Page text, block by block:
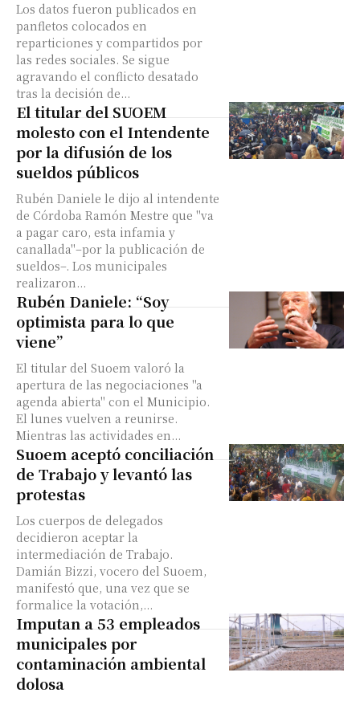
Los datos fueron publicados en
panfletos colocados en
reparticiones y compartidos por
las redes sociales. Se sigue
agravando el conflicto desatado
tras la decisión de...
El titular del SUOEM
molesto con el Intendente
por la difusión de los
sueldos públicos
Rubén Daniele le dijo al intendente
de Córdoba Ramón Mestre que "va
a pagar caro, esta infamia y
canallada"–por la publicación de
sueldos–. Los municipales
realizaron...
Rubén Daniele: “Soy
optimista para lo que
viene”
El titular del Suoem valoró la
apertura de las negociaciones "a
agenda abierta" con el Municipio.
El lunes vuelven a reunirse.
Mientras las actividades en...
Suoem aceptó conciliación
de Trabajo y levantó las
protestas
Los cuerpos de delegados
decidieron aceptar la
intermediación de Trabajo.
Damián Bizzi, vocero del Suoem,
manifestó que, una vez que se
formalice la votación,...
Imputan a 53 empleados
municipales por
contaminación ambiental
dolosa